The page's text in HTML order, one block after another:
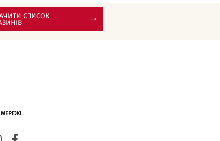
СПИСОК